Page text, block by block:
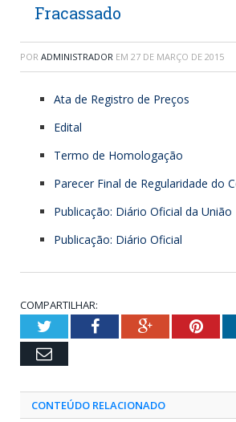
Fracassado
POR ADMINISTRADOR EM 27 DE MARÇO DE 2015
Ata de Registro de Preços
Edital
Termo de Homologação
Parecer Final de Regularidade do
Publicação: Diário Oficial da União
Publicação: Diário Oficial
COMPARTILHAR:
TwitterFacebookGoogle+
Email
CONTEÚDO RELACIONADO